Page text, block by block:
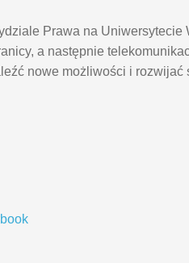
Prawa na
a następnie
nowe możliwości i